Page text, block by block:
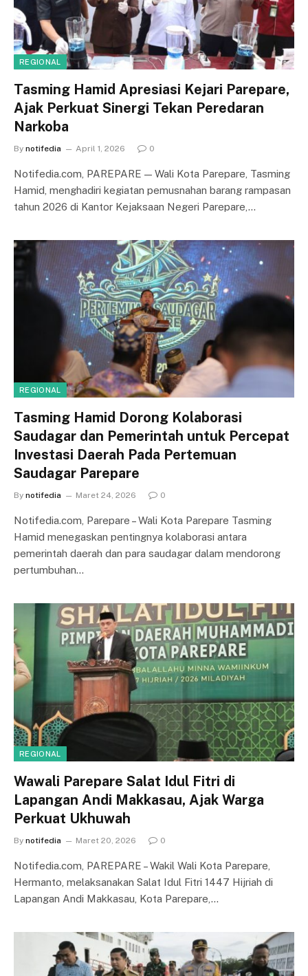
REGIONAL
Tasming Hamid Apresiasi Kejari Parepare,
Ajak Perkuat Sinergi Tekan Peredaran
Narkoba
By notifedia April 1, 2026 0
Notifedia.com, PAREPARE — Wali Kota Parepare, Tasming
Hamid, menghadiri kegiatan pemusnahan barang rampasan
tahun 2026 di Kantor Kejaksaan Negeri Parepare,…
REGIONAL
Tasming Hamid Dorong Kolaborasi
Saudagar dan Pemerintah untuk Percepat
Investasi Daerah Pada Pertemuan
Saudagar Parepare
By notifedia Maret 24, 2026 0
Notifedia.com, Parepare – Wali Kota Parepare Tasming
Hamid menegaskan pentingnya kolaborasi antara
pemerintah daerah dan para saudagar dalam mendorong
pertumbuhan…
REGIONAL
Wawali Parepare Salat Idul Fitri di
Lapangan Andi Makkasau, Ajak Warga
Perkuat Ukhuwah
By notifedia Maret 20, 2026 0
Notifedia.com, PAREPARE – Wakil Wali Kota Parepare,
Hermanto, melaksanakan Salat Idul Fitri 1447 Hijriah di
Lapangan Andi Makkasau, Kota Parepare,…